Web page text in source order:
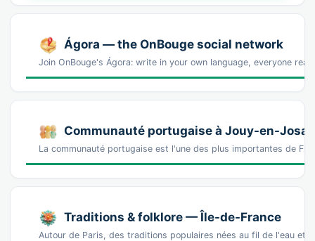
Ágora — the OnBouge social network
Join OnBouge's Ágora: write in your own language, everyone
Communauté portugaise à Jouy-en-Josas
La communauté portugaise est l'une des plus importantes de
Traditions & folklore — Île-de-France
Autour de Paris, des traditions populaires nées au fil de l'eau et